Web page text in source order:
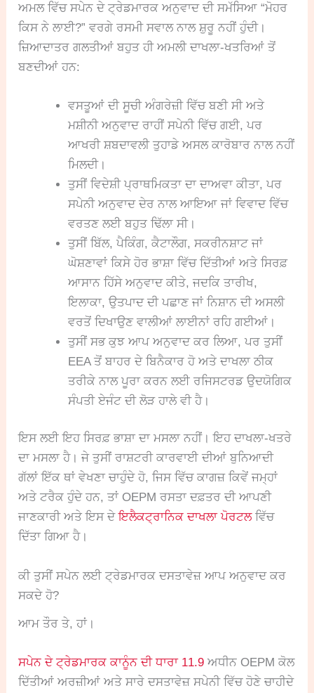
ਅਮਲ ਵਿੱਚ ਸਪੇਨ ਦੇ ਟ੍ਰੇਡਮਾਰਕ ਅਨੁਵਾਦ ਦੀ ਸਮੱਸਿਆ “ਮੋਹਰ
ਕਿਸ ਨੇ ਲਾਈ?” ਵਰਗੇ ਰਸਮੀ ਸਵਾਲ ਨਾਲ ਸ਼ੁਰੂ ਨਹੀਂ ਹੁੰਦੀ।
ਜ਼ਿਆਦਾਤਰ ਗਲਤੀਆਂ ਬਹੁਤ ਹੀ ਅਮਲੀ ਦਾਖਲਾ-ਖਤਰਿਆਂ ਤੋਂ
ਬਣਦੀਆਂ ਹਨ:
ਵਸਤੂਆਂ ਦੀ ਸੂਚੀ ਅੰਗਰੇਜ਼ੀ ਵਿੱਚ ਬਣੀ ਸੀ ਅਤੇ
ਮਸ਼ੀਨੀ ਅਨੁਵਾਦ ਰਾਹੀਂ ਸਪੇਨੀ ਵਿੱਚ ਗਈ, ਪਰ
ਆਖਰੀ ਸ਼ਬਦਾਵਲੀ ਤੁਹਾਡੇ ਅਸਲ ਕਾਰੋਬਾਰ ਨਾਲ ਨਹੀਂ
ਮਿਲਦੀ।
ਤੁਸੀਂ ਵਿਦੇਸ਼ੀ ਪ੍ਰਾਥਮਿਕਤਾ ਦਾ ਦਾਅਵਾ ਕੀਤਾ, ਪਰ
ਸਪੇਨੀ ਅਨੁਵਾਦ ਦੇਰ ਨਾਲ ਆਇਆ ਜਾਂ ਵਿਵਾਦ ਵਿੱਚ
ਵਰਤਣ ਲਈ ਬਹੁਤ ਢਿੱਲਾ ਸੀ।
ਤੁਸੀਂ ਬਿੱਲ, ਪੈਕਿੰਗ, ਕੈਟਾਲੌਗ, ਸਕਰੀਨਸ਼ਾਟ ਜਾਂ
ਘੋਸ਼ਣਾਵਾਂ ਕਿਸੇ ਹੋਰ ਭਾਸ਼ਾ ਵਿੱਚ ਦਿੱਤੀਆਂ ਅਤੇ ਸਿਰਫ਼
ਆਸਾਨ ਹਿੱਸੇ ਅਨੁਵਾਦ ਕੀਤੇ, ਜਦਕਿ ਤਾਰੀਖ,
ਇਲਾਕਾ, ਉਤਪਾਦ ਦੀ ਪਛਾਣ ਜਾਂ ਨਿਸ਼ਾਨ ਦੀ ਅਸਲੀ
ਵਰਤੋਂ ਦਿਖਾਉਣ ਵਾਲੀਆਂ ਲਾਈਨਾਂ ਰਹਿ ਗਈਆਂ।
ਤੁਸੀਂ ਸਭ ਕੁਝ ਆਪ ਅਨੁਵਾਦ ਕਰ ਲਿਆ, ਪਰ ਤੁਸੀਂ
EEA ਤੋਂ ਬਾਹਰ ਦੇ ਬਿਨੈਕਾਰ ਹੋ ਅਤੇ ਦਾਖਲਾ ਠੀਕ
ਤਰੀਕੇ ਨਾਲ ਪੂਰਾ ਕਰਨ ਲਈ ਰਜਿਸਟਰਡ ਉਦਯੋਗਿਕ
ਸੰਪਤੀ ਏਜੰਟ ਦੀ ਲੋੜ ਹਾਲੇ ਵੀ ਹੈ।
ਇਸ ਲਈ ਇਹ ਸਿਰਫ਼ ਭਾਸ਼ਾ ਦਾ ਮਸਲਾ ਨਹੀਂ। ਇਹ ਦਾਖਲਾ-ਖਤਰੇ
ਦਾ ਮਸਲਾ ਹੈ। ਜੇ ਤੁਸੀਂ ਰਾਸ਼ਟਰੀ ਕਾਰਵਾਈ ਦੀਆਂ ਬੁਨਿਆਦੀ
ਗੱਲਾਂ ਇੱਕ ਥਾਂ ਵੇਖਣਾ ਚਾਹੁੰਦੇ ਹੋ, ਜਿਸ ਵਿੱਚ ਕਾਗਜ਼ ਕਿਵੇਂ ਜਮ੍ਹਾਂ
ਅਤੇ ਟਰੈਕ ਹੁੰਦੇ ਹਨ, ਤਾਂ OEPM ਰਸਤਾ ਦਫ਼ਤਰ ਦੀ ਆਪਣੀ
ਜਾਣਕਾਰੀ ਅਤੇ ਇਸ ਦੇਇਲੈਕਟ੍ਰਾਨਿਕ ਦਾਖਲਾ ਪੋਰਟਲਵਿੱਚ
ਦਿੱਤਾ ਗਿਆ ਹੈ।
ਕੀ ਤੁਸੀਂ ਸਪੇਨ ਲਈ ਟ੍ਰੇਡਮਾਰਕ ਦਸਤਾਵੇਜ਼ ਆਪ ਅਨੁਵਾਦ ਕਰ
ਸਕਦੇ ਹੋ?
ਆਮ ਤੌਰ ਤੇ, ਹਾਂ।
ਸਪੇਨ ਦੇ ਟ੍ਰੇਡਮਾਰਕ ਕਾਨੂੰਨ ਦੀ ਧਾਰਾ 11.9 ਅਧੀਨ OEPM ਕੋਲ
ਦਿੱਤੀਆਂ ਅਰਜ਼ੀਆਂ ਅਤੇ ਸਾਰੇ ਦਸਤਾਵੇਜ਼ ਸਪੇਨੀ ਵਿੱਚ ਹੋਣੇ ਚਾਹੀਦੇ